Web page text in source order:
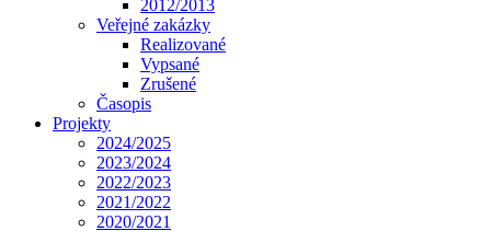
2012/2013
Veřejné zakázky
Realizované
Vypsané
Zrušené
Časopis
Projekty
2024/2025
2023/2024
2022/2023
2021/2022
2020/2021